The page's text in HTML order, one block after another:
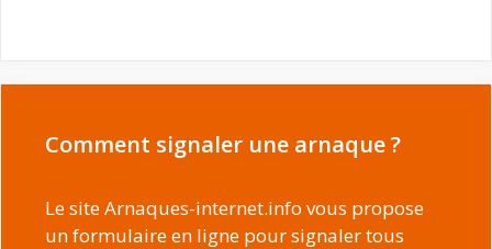
Comment signaler une arnaque ?
Le site Arnaques-internet.info vous propose
un formulaire en ligne pour signaler tous